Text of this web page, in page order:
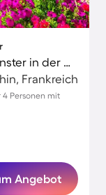
Ferienwohnung | Straßburger Münster in der Nähe
Frankreich
4 Personen mit
Angebot